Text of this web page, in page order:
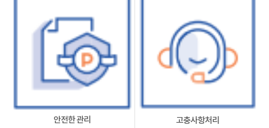
안전한 관리 고충사항처리